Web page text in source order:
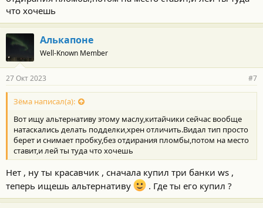
что хочешь
Алькапоне
Well-Known Member
27 Окт 2023 #7
Зёма написал(а):
Вот ищу альтернативу этому маслу,китайчики сейчас вообще
натаскались делать подделки,хрен отличить.Видал тип просто
берет и снимает пробку,без отдирания пломбы,потом на место
ставит,и лей ты туда что хочешь
Нет , ну ты красавчик , сначала купил три банки ws ,
теперь ищешь альтернативу
. Где ты его купил ?